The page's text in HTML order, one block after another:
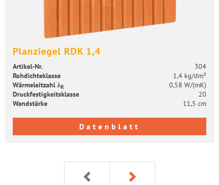
Plan­zie­gel RDK 1,4
Artikel-​Nr.
304
Roh­dich­te­klas­se
1,4 kg/dm³
Wär­me­leit­zahl λR
0,58 W/(mK)
Druck­fes­tig­keits­klas­se
20
Wand­stär­ke
11,5 cm
Datenblatt